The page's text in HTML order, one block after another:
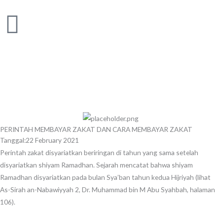
content
PERINTAH MEMBAYAR ZAKAT DAN CARA MEMBAYAR ZAKAT
Tanggal:22 February 2021
Perintah zakat disyariatkan beriringan di tahun yang sama setelah
disyariatkan shiyam Ramadhan. Sejarah mencatat bahwa shiyam
Ramadhan disyariatkan pada bulan Sya’ban tahun kedua Hijriyah (lihat
As-Sirah an-Nabawiyyah 2, Dr. Muhammad bin M Abu Syahbah, halaman
106).